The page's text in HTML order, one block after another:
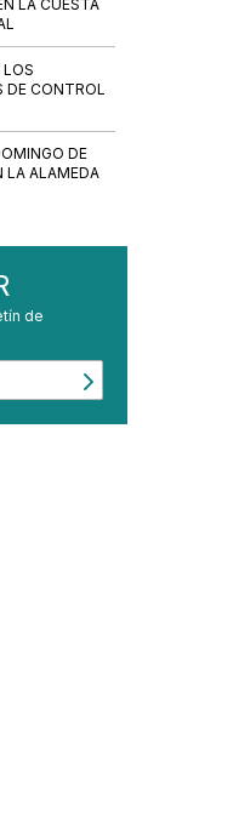
LA CUESTA
DE CONTROL
DE
LA ALAMEDA
de